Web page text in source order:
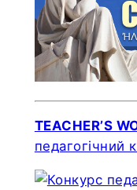
TEACHER’S
педагогічний